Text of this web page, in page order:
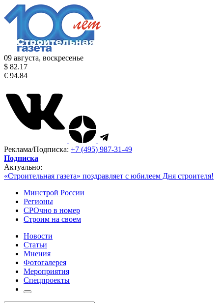
09 августа, воскресенье
$ 82.17
€ 94.84
Реклама/Подписка: +7 (495) 987-31-49
Подписка
Актуально:
«Строительная газета» поздравляет с юбилеем Дня строителя!
Минстрой России
Регионы
СРОчно в номер
Строим на своем
Новости
Статьи
Мнения
Фотогалерея
Мероприятия
Спецпроекты